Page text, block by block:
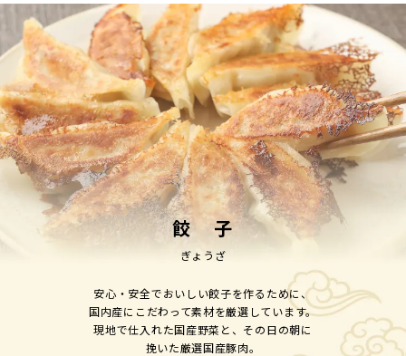
餃 子
ぎょうざ
安心・安全でおいしい餃子を作るために、
国内産にこだわって素材を厳選しています。
現地で仕入れた国産野菜と、その日の朝に
挽いた厳選国産豚肉。